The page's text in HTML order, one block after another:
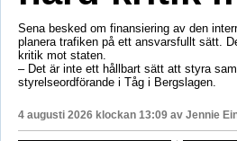
Sena besked om finansiering av den
planera trafiken på ett ansvarsfullt sätt.
kritik mot staten.
– Det är inte ett hållbart sätt att styra
styrelseordförande i Tåg i Bergslagen.
4 augusti 2026 klockan 13:09 av Jennie